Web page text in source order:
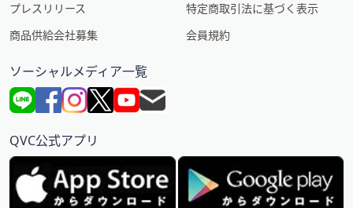
プレスリリース
商品供給会社募集
特定商取引法に基づく表示
会員規約
ソーシャルメディア一覧
QVC公式アプリ